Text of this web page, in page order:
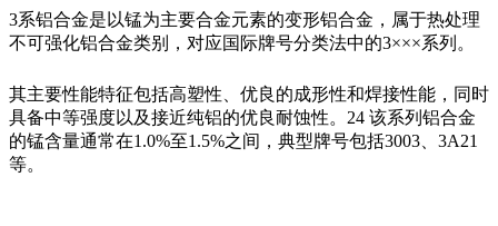
3系铝合金是以锰为主要合金元素的变形铝合金，属于热处理
不可强化铝合金类别，对应国际牌号分类法中的3×××系列。‌
其主要性能特征包括高塑性、优良的成形性和焊接性能，同时
具备中等强度以及接近纯铝的优良耐蚀性。‌24 该系列铝合金
的锰含量通常在1.0%至1.5%之间，典型牌号包括3003、3A21
等。‌